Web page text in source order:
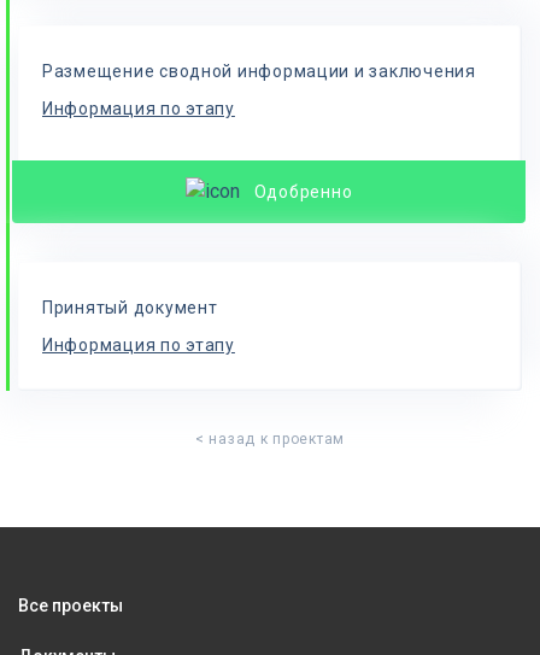
Размещение сводной информации и заключения
Информация по этапу
Одобренно
Принятый документ
Информация по этапу
< назад к проектам
Все проекты